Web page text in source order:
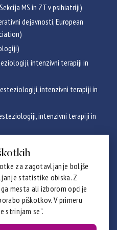
MS in ZT v psihiatriji)
dejavnosti, European
intenzivni terapiji in
intenzivni terapiji in
intenzivni terapiji in
za zagotavljanje boljše
statistike obiska. Z
mesta ali izborom opcije
piškotkov. V primeru
strinjam se”.